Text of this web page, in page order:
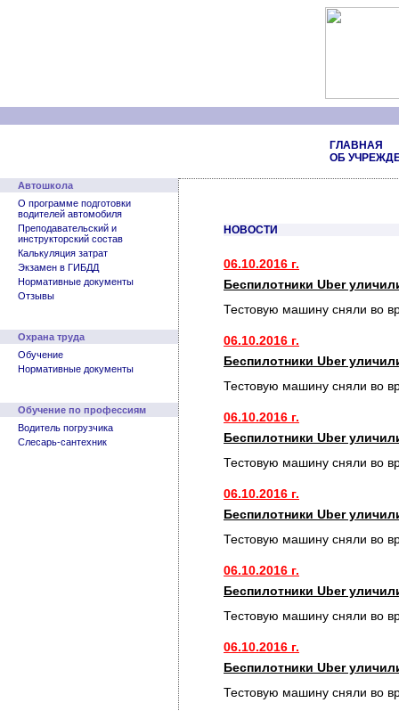
ГЛАВНАЯ
ОБ
Автошкола
О программе подготовки
водителей автомобиля
Преподавательский и
инструкторский состав
Калькуляция затрат
Экзамен в ГИБДД
Нормативные документы
Отзывы
Охрана труда
Обучение
Нормативные документы
Обучение по профессиям
Водитель погрузчика
Слесарь-сантехник
НОВОСТИ
06.10.2016 г.
Беспилотники Uber
Тестовую машину сняли во
06.10.2016 г.
Беспилотники Uber
Тестовую машину сняли во
06.10.2016 г.
Беспилотники Uber
Тестовую машину сняли во
06.10.2016 г.
Беспилотники Uber
Тестовую машину сняли во
06.10.2016 г.
Беспилотники Uber
Тестовую машину сняли во
06.10.2016 г.
Беспилотники Uber
Тестовую машину сняли во